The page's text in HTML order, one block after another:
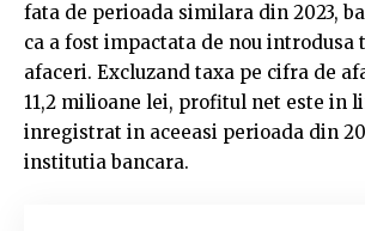
fata de perioada similara din 2023,
ca a fost impactata de nou introdusa
afaceri. Excluzand taxa pe cifra de
11,2 milioane lei, profitul net este in
inregistrat in aceeasi perioada din
institutia bancara.